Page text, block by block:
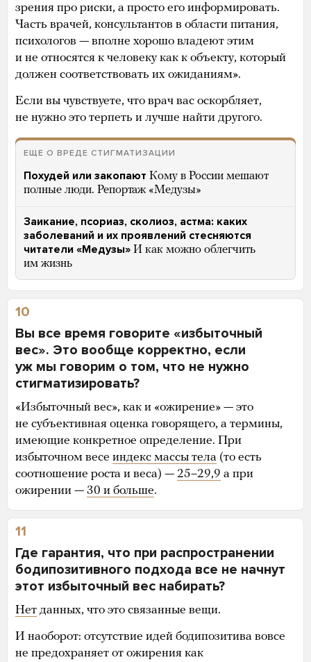
зрения про риски, а просто его информировать.
Часть врачей, консультантов в области питания,
психологов — вполне хорошо владеют этим
и не относятся к человеку как к объекту, который
должен соответствовать их ожиданиям».
Если вы чувствуете, что врач вас оскорбляет,
не нужно это терпеть и лучше найти другого.
ЕЩЕ О ВРЕДЕ СТИГМАТИЗАЦИИ
Похудей или закопают Кому в России мешают
полные люди. Репортаж «Медузы»
Заикание, псориаз, сколиоз, астма: каких
заболеваний и их проявлений стесняются
читатели «Медузы» И как можно облегчить
им жизнь
10
Вы все время говорите «избыточный
вес». Это вообще корректно, если
уж мы говорим о том, что не нужно
стигматизировать?
«Избыточный вес», как и «ожирение» — это
не субъективная оценка говорящего, а термины,
имеющие конкретное определение. При
избыточном весе индекс массы тела (то есть
соотношение роста и веса) — 25–29,9 а при
ожирении — 30 и больше.
11
Где гарантия, что при распространении
бодипозитивного подхода все не начнут
этот избыточный вес набирать?
Нет данных, что это связанные вещи.
И наоборот: отсутствие идей бодипозитива вовсе
не предохраняет от ожирения как